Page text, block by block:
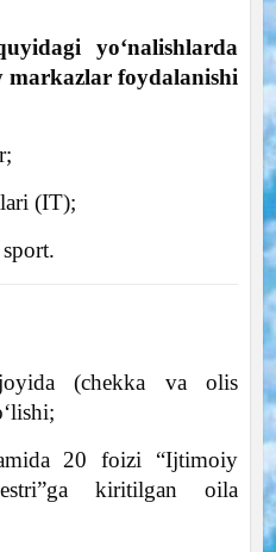
yo‘nalishlarda
markazlar foydalanishi
(IT);
(chekka va olis
20 foizi “Ijtimoiy
kiritilgan oila